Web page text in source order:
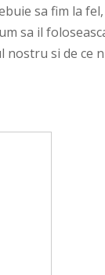
sa fim la fel,
sa il
nostru si de ce